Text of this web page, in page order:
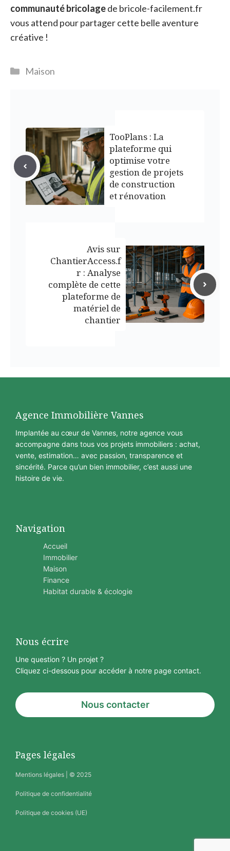
communauté bricolagede bricole-facilement.fr
vous attend pour partager cette belle aventure
créative !
Catégories
Maison
TooPlans : La
plateforme qui
optimise votre
gestion de projets
de construction
et rénovation
Avis sur
ChantierAccess.f
r : Analyse
complète de cette
plateforme de
matériel de
chantier
Agence Immobilière Vannes
Implantée au cœur de Vannes, notre agence vous
accompagne dans tous vos projets immobiliers : achat,
vente, estimation… avec passion, transparence et
sincérité. Parce qu’un bien immobilier, c’est aussi une
histoire de vie.
Navigation
Accueil
Immobilier
Maison
Finance
Habitat durable & écologie
Nous écrire
Une question ? Un projet ?
Cliquez ci-dessous pour accéder à notre page contact.
Nous contacter
Pages légales
Mentions légales | © 2025
Politique de confidentialité
Politique de cookies (UE)